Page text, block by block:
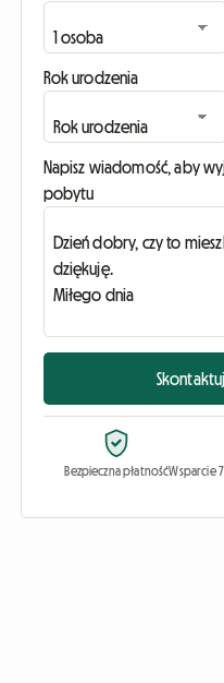
Rok urodzenia
Napisz wiadomość, aby
pobytu
Bezpieczna płatnośćWsparcie